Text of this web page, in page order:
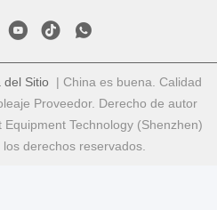
del Sitio| China es buena. Calidad
Proveedor. Derecho de autor
Technology (Shenzhen)
derechos reservados.